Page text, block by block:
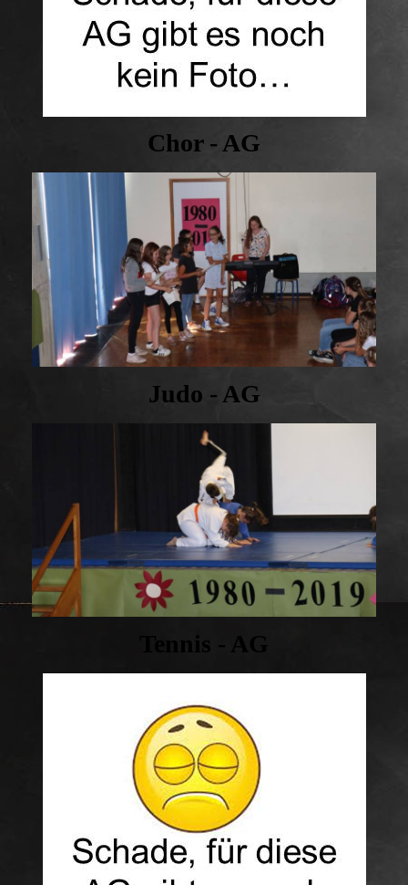
Chor - AG
Judo - AG
Tennis - AG